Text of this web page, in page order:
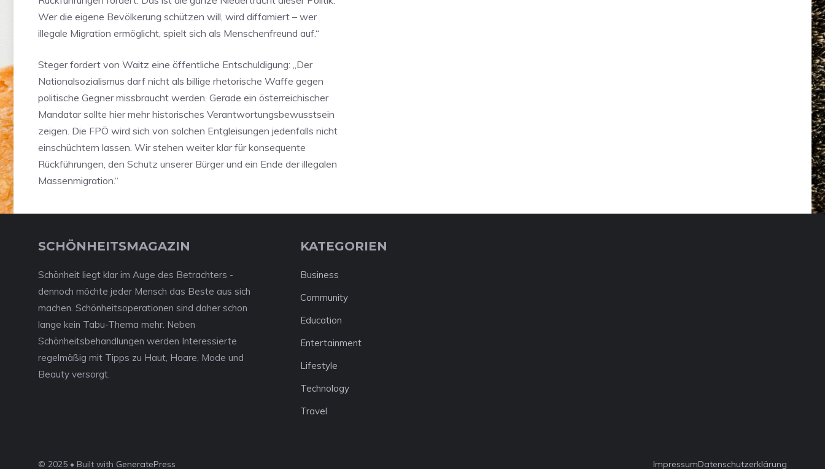
Wer die eigene Bevölkerung schützen will, wird diffamiert – wer
illegale Migration ermöglicht, spielt sich als Menschenfreund auf.“
Steger fordert von Waitz eine öffentliche Entschuldigung: „Der
Nationalsozialismus darf nicht als billige rhetorische Waffe gegen
politische Gegner missbraucht werden. Gerade ein österreichischer
Mandatar sollte hier mehr historisches Verantwortungsbewusstsein
zeigen. Die FPÖ wird sich von solchen Entgleisungen jedenfalls nicht
einschüchtern lassen. Wir stehen weiter klar für konsequente
Rückführungen, den Schutz unserer Bürger und ein Ende der illegalen
Massenmigration.“
SCHÖNHEITSMAGAZIN
Schönheit liegt klar im Auge des Betrachters -
dennoch möchte jeder Mensch das Beste aus sich
machen. Schönheitsoperationen sind daher schon
lange kein Tabu-Thema mehr. Neben
Schönheitsbehandlungen werden Interessierte
regelmäßig mit Tipps zu Haut, Haare, Mode und
Beauty versorgt.
KATEGORIEN
Business
Community
Education
Entertainment
Lifestyle
Technology
Travel
© 2025 • Built with GeneratePress ImpressumDatenschutzerklärung